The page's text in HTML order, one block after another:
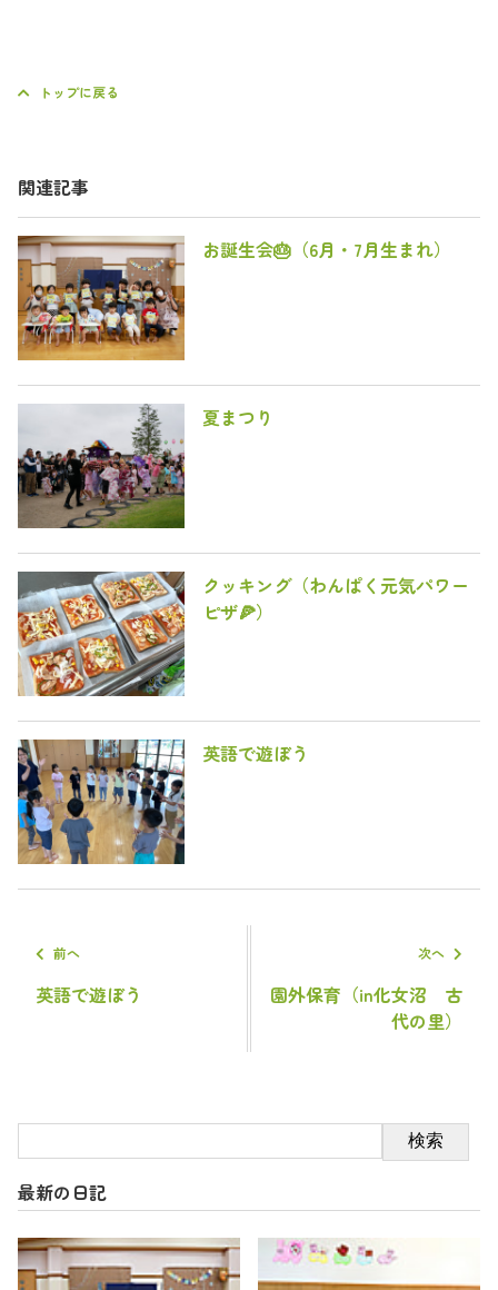
トップに戻る
関連記事
お誕生会🎂（6月・7月生まれ）
夏まつり
クッキング（わんぱく元気パワー
ピザ🍕）
英語で遊ぼう
前へ
英語で遊ぼう
次へ
園外保育（in化女沼 古
代の里）
検索
最新の日記